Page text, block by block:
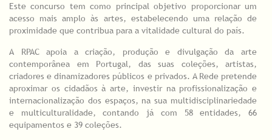
Este concurso tem como principal objetivo proporcionar um
acesso mais amplo às artes, estabelecendo uma relação de
proximidade que contribua para a vitalidade cultural do país.
A RPAC apoia a criação, produção e divulgação da arte
contemporânea em Portugal, das suas coleções, artistas,
criadores e dinamizadores públicos e privados. A Rede pretende
aproximar os cidadãos à arte, investir na profissionalização e
internacionalização dos espaços, na sua multidisciplinariedade
e multiculturalidade, contando já com 58 entidades, 66
equipamentos e 39 coleções.